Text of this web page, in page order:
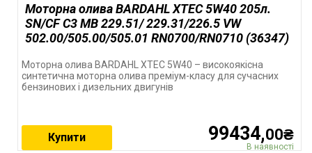
Моторна олива BARDAHL XTEC 5W40 205л.
SN/CF C3 MB 229.51/ 229.31/226.5 VW
502.00/505.00/505.01 RN0700/RN0710 (36347)
Моторна олива BARDAHL XTEC 5W40 – високоякісна
синтетична моторна олива преміум-класу для сучасних
бензинових і дизельних двигунів
99434,00₴
В наявності
Купити